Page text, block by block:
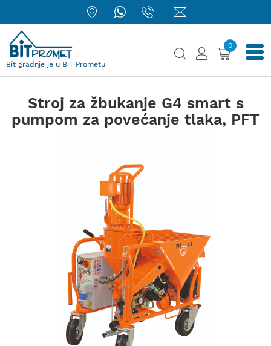
Bit gradnje je u BiT Prometu
0
Stroj za žbukanje G4 smart s
pumpom za povećanje tlaka, PFT